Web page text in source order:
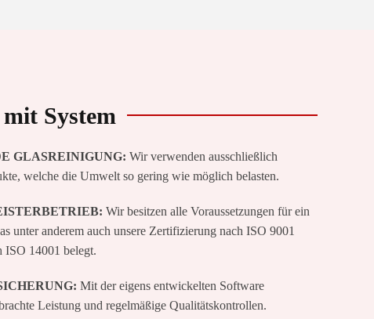
System
GLASREINIGUNG: Wir verwenden ausschließlich
welche die Umwelt so gering wie möglich belasten.
Wir besitzen alle Voraussetzungen für ein
unter anderem auch unsere Zertifizierung nach ISO 9001
14001 belegt.
Mit der eigens entwickelten Software
Leistung und regelmäßige Qualitätskontrollen.